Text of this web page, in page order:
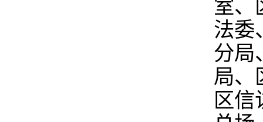
室、
法委
分局
局、
区